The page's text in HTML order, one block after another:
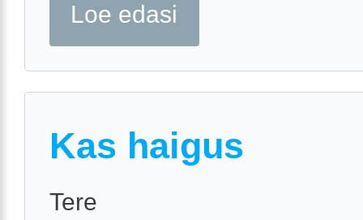
Loe edasi
Kas haigus
Tere